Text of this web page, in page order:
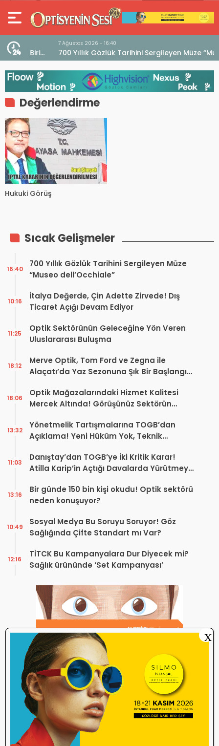
7 Ağustos 2026 - 16:40
700 Yıllık Gözlük Tarihini Sergileyen Müze “Museo
dell’Occhiale”
Değerlendirme
Hukuki Görüş
Sıcak Gelişmeler
700 Yıllık Gözlük Tarihini Sergileyen Müze
“Museo dell’Occhiale”
16:40
İtalya Değerde, Çin Adette Zirvede! Dış
Ticaret Açığı Devam Ediyor
10:16
Optik Sektörünün Geleceğine Yön Veren
Uluslararası Buluşma
11:25
Merve Optik, Tom Ford ve Zegna ile
Alaçatı’da Yaz Sezonuna Şık Bir Başlangıç ​​
18:12
Optik Mağazalarındaki Hizmet Kalitesi
Mercek Altında! Görüşünüz Sektörün
18:06
Yönetmelik Tartışmalarına TOGB’dan
Açıklama! Yeni Hüküm Yok, Teknik
13:32
Danıştay’dan TOGB’ye İki Kritik Karar!
Atilla Karip’in Açtığı Davalarda Yürütmeyi
11:03
Bir günde 150 bin kişi okudu! Optik sektörü
neden konuşuyor?
13:16
Sosyal Medya Bu Soruyu Soruyor! Göz
Sağlığında Çifte Standart mı Var?
10:49
TİTCK Bu Kampanyalara Dur Diyecek mi?
Sağlık ürününde ‘Set Kampanyası’
12:16
X